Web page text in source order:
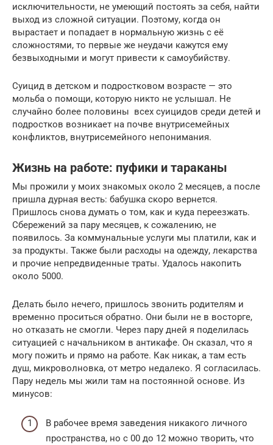
исключительности, не умеющий постоять за себя, найти
выход из сложной ситуации. Поэтому, когда он
вырастает и попадает в нормальную жизнь с её
сложностями, то первые же неудачи кажутся ему
безвыходными и могут привести к самоубийству.
Суицид в детском и подростковом возрасте — это
мольба о помощи, которую никто не услышал. Не
случайно более половины всех суицидов среди детей и
подростков возникает на почве внутрисемейных
конфликтов, внутрисемейного непонимания.
Жизнь на работе: пуфики и тараканы
Мы прожили у моих знакомых около 2 месяцев, а после
пришла дурная весть: бабушка скоро вернется.
Пришлось снова думать о том, как и куда переезжать.
Сбережений за пару месяцев, к сожалению, не
появилось. За коммунальные услуги мы платили, как и
за продукты. Также были расходы на одежду, лекарства
и прочие непредвиденные траты. Удалось накопить
около 5000.
Делать было нечего, пришлось звонить родителям и
временно проситься обратно. Они были не в восторге,
но отказать не смогли. Через пару дней я поделилась
ситуацией с начальником в антикафе. Он сказал, что я
могу пожить и прямо на работе. Как никак, а там есть
душ, микроволновка, от метро недалеко. Я согласилась.
Пару недель мы жили там на постоянной основе. Из
минусов:
В рабочее время заведения никакого личного
пространства, но с 00 до 12 можно творить, что